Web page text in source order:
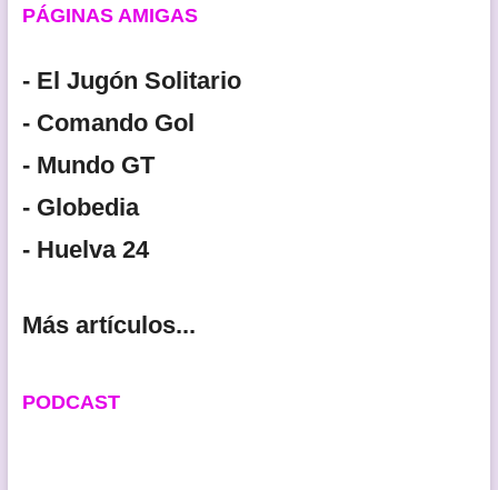
PÁGINAS AMIGAS
- El Jugón Solitario
- Comando Gol
- Mundo GT
- Globedia
- Huelva 24
Más artículos...
PODCAST